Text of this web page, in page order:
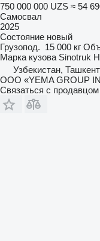
750 000 000 UZS ≈ 54
Самосвал
2025
Состояние новый
Грузопод. 15 000 кг
Марка кузова Sinotruk
Узбекистан, Ташкент
ООО «YEMA GROUP
Связаться с продавцом